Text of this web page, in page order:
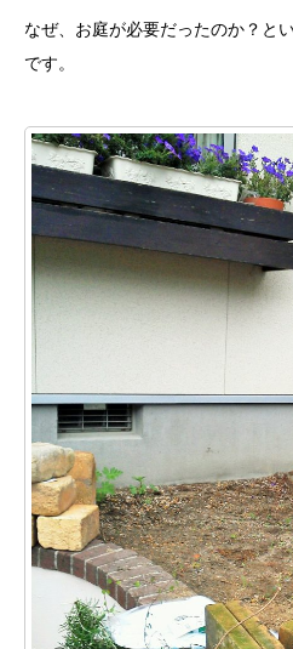
なぜ、お庭が必要だったのか？と
です。